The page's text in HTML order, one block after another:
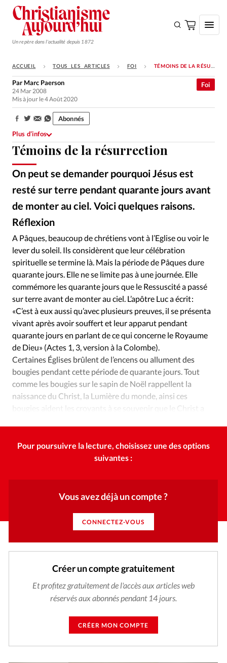
Un repère dans l'actualité depuis 1872
S'ABONNER
Monde
Opinions
Tous les articles
Faire un don
Emploi
Se connecter
Édition: Internationale
Devise: CHF
RUBRIQUES
Tous les articles
Actualité chrétienne
Actualité internationale
Chronique
Culture
Dossier
Eglises Génération réveil
Monde
Opinions
Publireportage
Relations Aujourd'hui
Société
Tour du monde des Eglises
Trait d'Ixène
Vécu
Vie Intérieure
ACCUEIL TOUS LES ARTICLES FOI TÉMOINS DE LA RÉSURRECTION
Témoins de la résurrection
On peut se demander pourquoi Jésus est
resté sur terre pendant quarante jours avant
de monter au ciel. Voici quelques raisons.
Réflexion
Foi
Par Marc Paerson
24 Mar 2008
Mis à jour le 4 Août 2020
Partager:
Abonnés
Plus d’infos
A Pâques, beaucoup de chrétiens vont à l’Eglise ou voir le
lever du soleil. Ils considèrent que leur célébration
spirituelle se termine là. Mais la période de Pâques dure
quarante jours. Elle ne se limite pas à une journée. Elle
commémore les quarante jours que le Ressuscité a passé
sur terre avant de monter au ciel. L’apôtre Luc a écrit :
«C’est à eux aussi qu’avec plusieurs preuves, il se présenta
vivant après avoir souffert et leur apparut pendant
quarante jours en parlant de ce qui concerne le Royaume
de Dieu» (Actes 1, 3, version à la Colombe).
Certaines Églises brûlent de l’encens ou allument des
bougies pendant cette période de quarante jours. Tout
comme les bougies sur le sapin de Noël rappellent la
naissance du Christ, la Lumière du monde, ainsi ces
bougies aident les croyants à se souvenir que le Christ a
Pour poursuivre la lecture, choisissez une des options
suivantes :
Vous avez déjà un compte ?
CONNECTEZ-VOUS
Créer un compte gratuitement
Et profitez gratuitement de l'accès aux articles web
réservés aux abonnés pendant 14 jours.
CRÉER MON COMPTE